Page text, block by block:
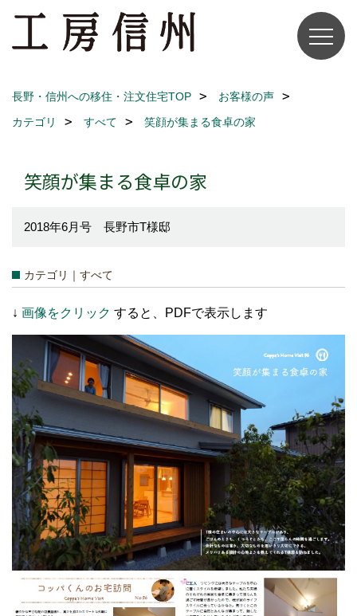
長野・信州への移住・注文住宅TOP
お客様の声
カテゴリ
すべて 笑顔が集まる食卓の家
笑顔が集まる食卓の家
2018年6月号 長野市T様邸
カテゴリ｜すべて
↓ 画像をクリック すると、PDFで表示します